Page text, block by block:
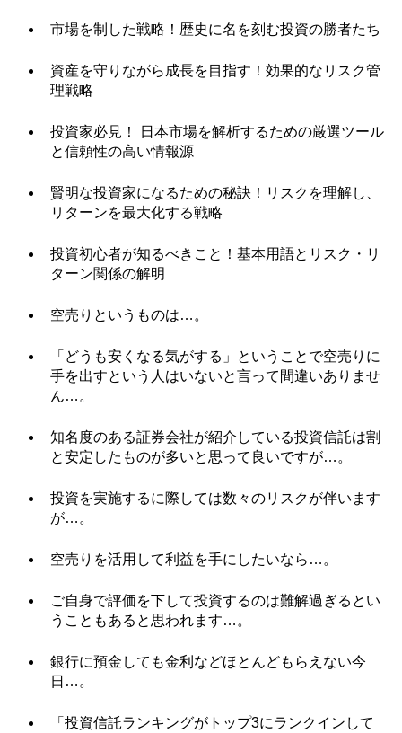
市場を制した戦略！歴史に名を刻む投資の勝者たち
資産を守りながら成長を目指す！効果的なリスク管
理戦略
投資家必見！ 日本市場を解析するための厳選ツール
と信頼性の高い情報源
賢明な投資家になるための秘訣！リスクを理解し、
リターンを最大化する戦略
投資初心者が知るべきこと！基本用語とリスク・リ
ターン関係の解明
空売りというものは…。
「どうも安くなる気がする」ということで空売りに
手を出すという人はいないと言って間違いありませ
ん…。
知名度のある証券会社が紹介している投資信託は割
と安定したものが多いと思って良いですが…。
投資を実施するに際しては数々のリスクが伴います
が…。
空売りを活用して利益を手にしたいなら…。
ご自身で評価を下して投資するのは難解過ぎるとい
うこともあると思われます…。
銀行に預金しても金利などほとんどもらえない今
日…。
「投資信託ランキングがトップ3にランクインして